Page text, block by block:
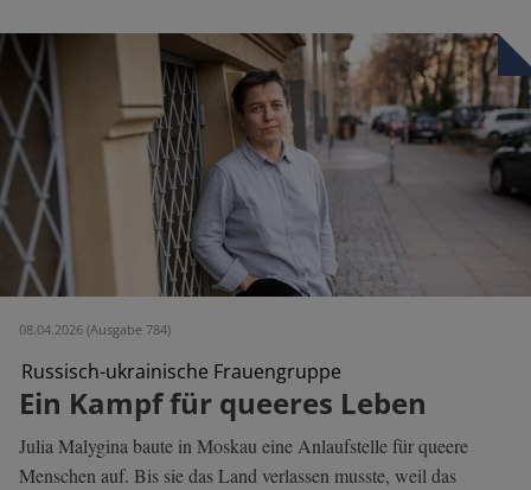
08.04.2026 (Ausgabe 784)
Russisch-ukrainische Frauengruppe
Ein Kampf für queeres Leben
Julia Malygina baute in Moskau eine Anlaufstelle für queere
Menschen auf. Bis sie das Land verlassen musste, weil das